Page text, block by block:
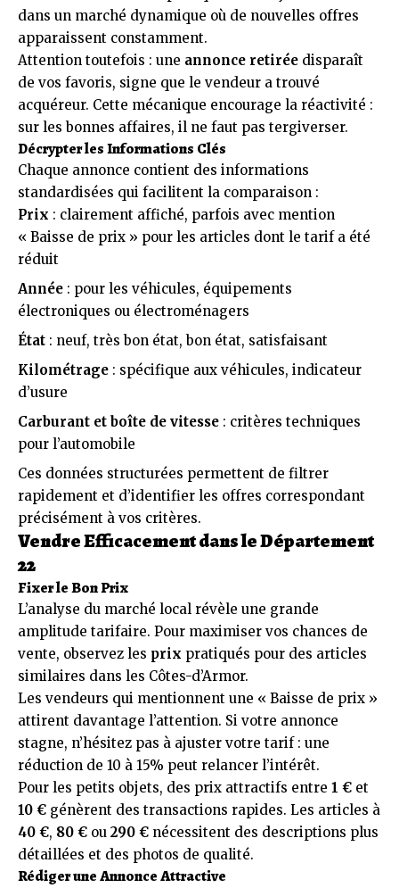
dans un marché dynamique où de nouvelles offres
apparaissent constamment.
Attention toutefois : une annonce retirée disparaît
de vos favoris, signe que le vendeur a trouvé
acquéreur. Cette mécanique encourage la réactivité :
sur les bonnes affaires, il ne faut pas tergiverser.
Décrypter les Informations Clés
Chaque annonce contient des informations
standardisées qui facilitent la comparaison :
Prix : clairement affiché, parfois avec mention
« Baisse de prix » pour les articles dont le tarif a été
réduit
Année : pour les véhicules, équipements
électroniques ou électroménagers
État : neuf, très bon état, bon état, satisfaisant
Kilométrage : spécifique aux véhicules, indicateur
d’usure
Carburant et boîte de vitesse : critères techniques
pour l’automobile
Ces données structurées permettent de filtrer
rapidement et d’identifier les offres correspondant
précisément à vos critères.
Vendre Efficacement dans le Département
22
Fixer le Bon Prix
L’analyse du marché local révèle une grande
amplitude tarifaire. Pour maximiser vos chances de
vente, observez les prix pratiqués pour des articles
similaires dans les Côtes-d’Armor.
Les vendeurs qui mentionnent une « Baisse de prix »
attirent davantage l’attention. Si votre annonce
stagne, n’hésitez pas à ajuster votre tarif : une
réduction de 10 à 15% peut relancer l’intérêt.
Pour les petits objets, des prix attractifs entre 1 € et
10 € génèrent des transactions rapides. Les articles à
40 €, 80 € ou 290 € nécessitent des descriptions plus
détaillées et des photos de qualité.
Rédiger une Annonce Attractive